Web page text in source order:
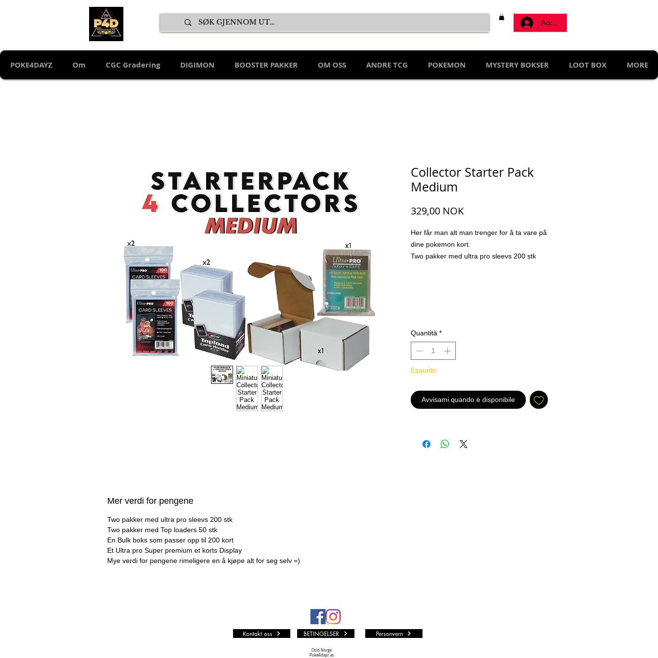
Accedi
POKE4DAYZ Om CGC Gradering DIGIMON BOOSTER PAKKER OM OSS ANDRE TCG POKEMON MYSTERY BOKSER LOOT BOX MORE
Collector Starter Pack
Medium
329,00 NOKPrezzo
Her får man alt man trenger for å ta vare på
dine pokemon kort.
Two pakker med ultra pro sleevs 200 stk
Quantità *
Esaurito
Avvisami quando è disponibile
Mer verdi for pengene
Two pakker med ultra pro sleevs 200 stk
Two pakker med Top loaders 50 stk
En Bulk boks som passer opp til 200 kort
Et Ultra pro Super premium et korts Display
Mye verdi for pengene rimeligere en å kjøpe alt for seg selv =)
Kontakt oss BETINGELSER Personvern
Oslo Norge
Poke4dayz as